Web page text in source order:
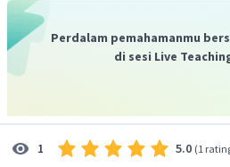
Perdalam pemahamanmu
di sesi Live
1 5.0 (1